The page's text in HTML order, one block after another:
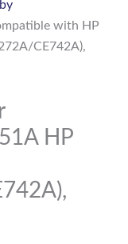
with HP
CE742A),
HP